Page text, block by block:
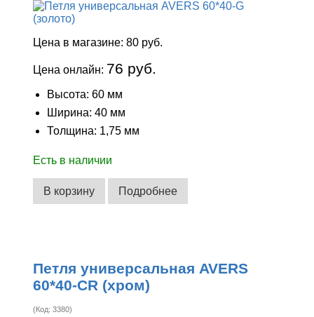
Цена в магазине:80 руб.
Цена онлайн: 76 руб.
Высота: 60 мм
Ширина: 40 мм
Толщина: 1,75 мм
Есть в наличии
В корзину Подробнее
Петля универсальная AVERS
60*40-CR (хром)
(Код:3380)